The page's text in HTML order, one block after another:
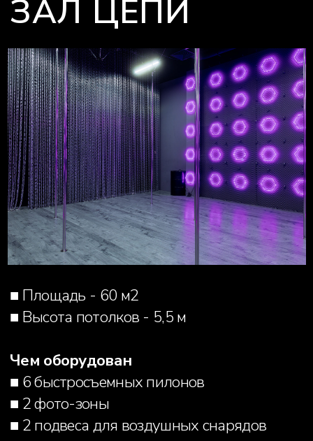
■ Площадь - 93 м2
■ Высота потолков - 5,5 м
Чем оборудован:
■ большие окна
■ рулонные шторы blackout
■ подсветка зеркал
■ 10 быстросъемных пилонов
■ кондиционер
Стоимость аренды:
2 500 руб./час (до 6 человек, более 6
человек +250 руб./человек)
ЗАЛ ВОЗДУХ